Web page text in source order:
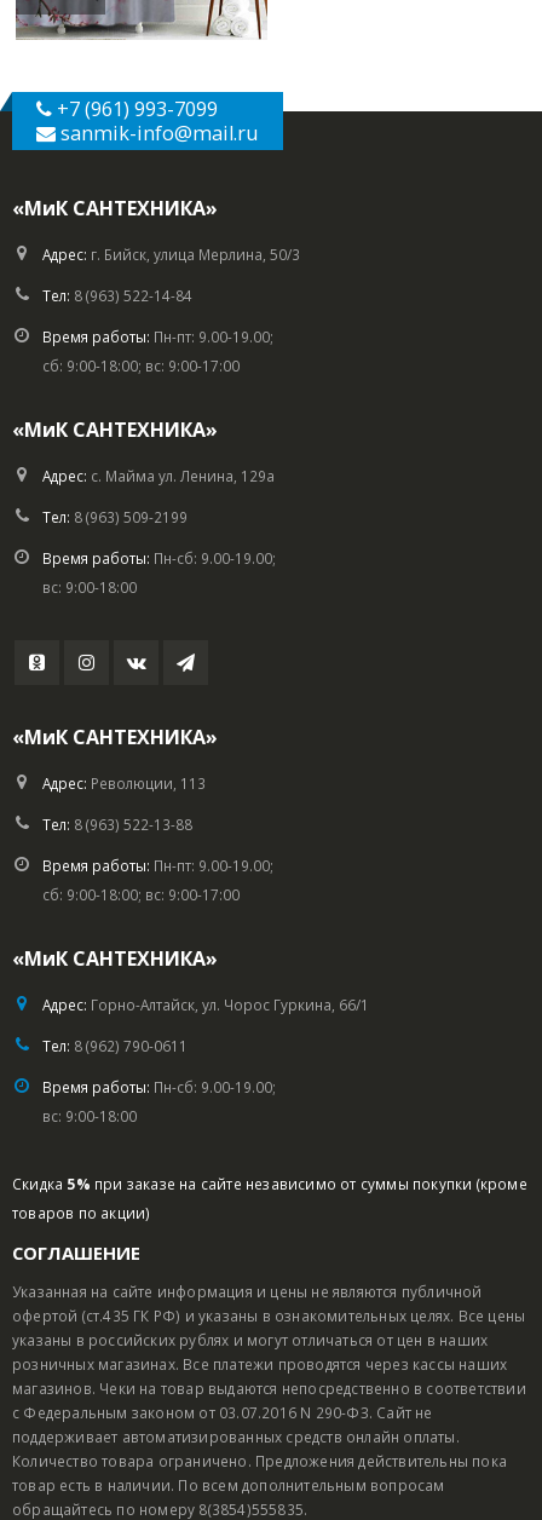
+7 (961) 993-7099
sanmik-info@mail.ru
«МиК САНТЕХНИКА»
Адрес: г. Бийск, улица Мерлина, 50/3
Тел: 8 (963) 522-14-84
Время работы: Пн-пт: 9.00-19.00;
сб: 9:00-18:00; вс: 9:00-17:00
«МиК САНТЕХНИКА»
Адрес: с. Майма ул. Ленина, 129а
Тел: 8 (963) 509-2199
Время работы: Пн-сб: 9.00-19.00;
вс: 9:00-18:00
«МиК САНТЕХНИКА»
Адрес: Революции, 113
Тел: 8 (963) 522-13-88
Время работы: Пн-пт: 9.00-19.00;
сб: 9:00-18:00; вс: 9:00-17:00
«МиК САНТЕХНИКА»
Адрес: Горно-Алтайск, ул. Чорос Гуркина, 66/1
Тел: 8 (962) 790-0611
Время работы: Пн-сб: 9.00-19.00;
вс: 9:00-18:00
Скидка 5% при заказе на сайте независимо от суммы покупки (кроме
товаров по акции)
СОГЛАШЕНИЕ
Указанная на сайте информация и цены не являются публичной
офертой (ст.435 ГК РФ) и указаны в ознакомительных целях. Все цены
указаны в российских рублях и могут отличаться от цен в наших
розничных магазинах. Все платежи проводятся через кассы наших
магазинов. Чеки на товар выдаются непосредственно в соответствии
с Федеральным законом от 03.07.2016 N 290-ФЗ. Сайт не
поддерживает автоматизированных средств онлайн оплаты.
Количество товара ограничено. Предложения действительны пока
товар есть в наличии. По всем дополнительным вопросам
обращайтесь по номеру 8(3854)555835.